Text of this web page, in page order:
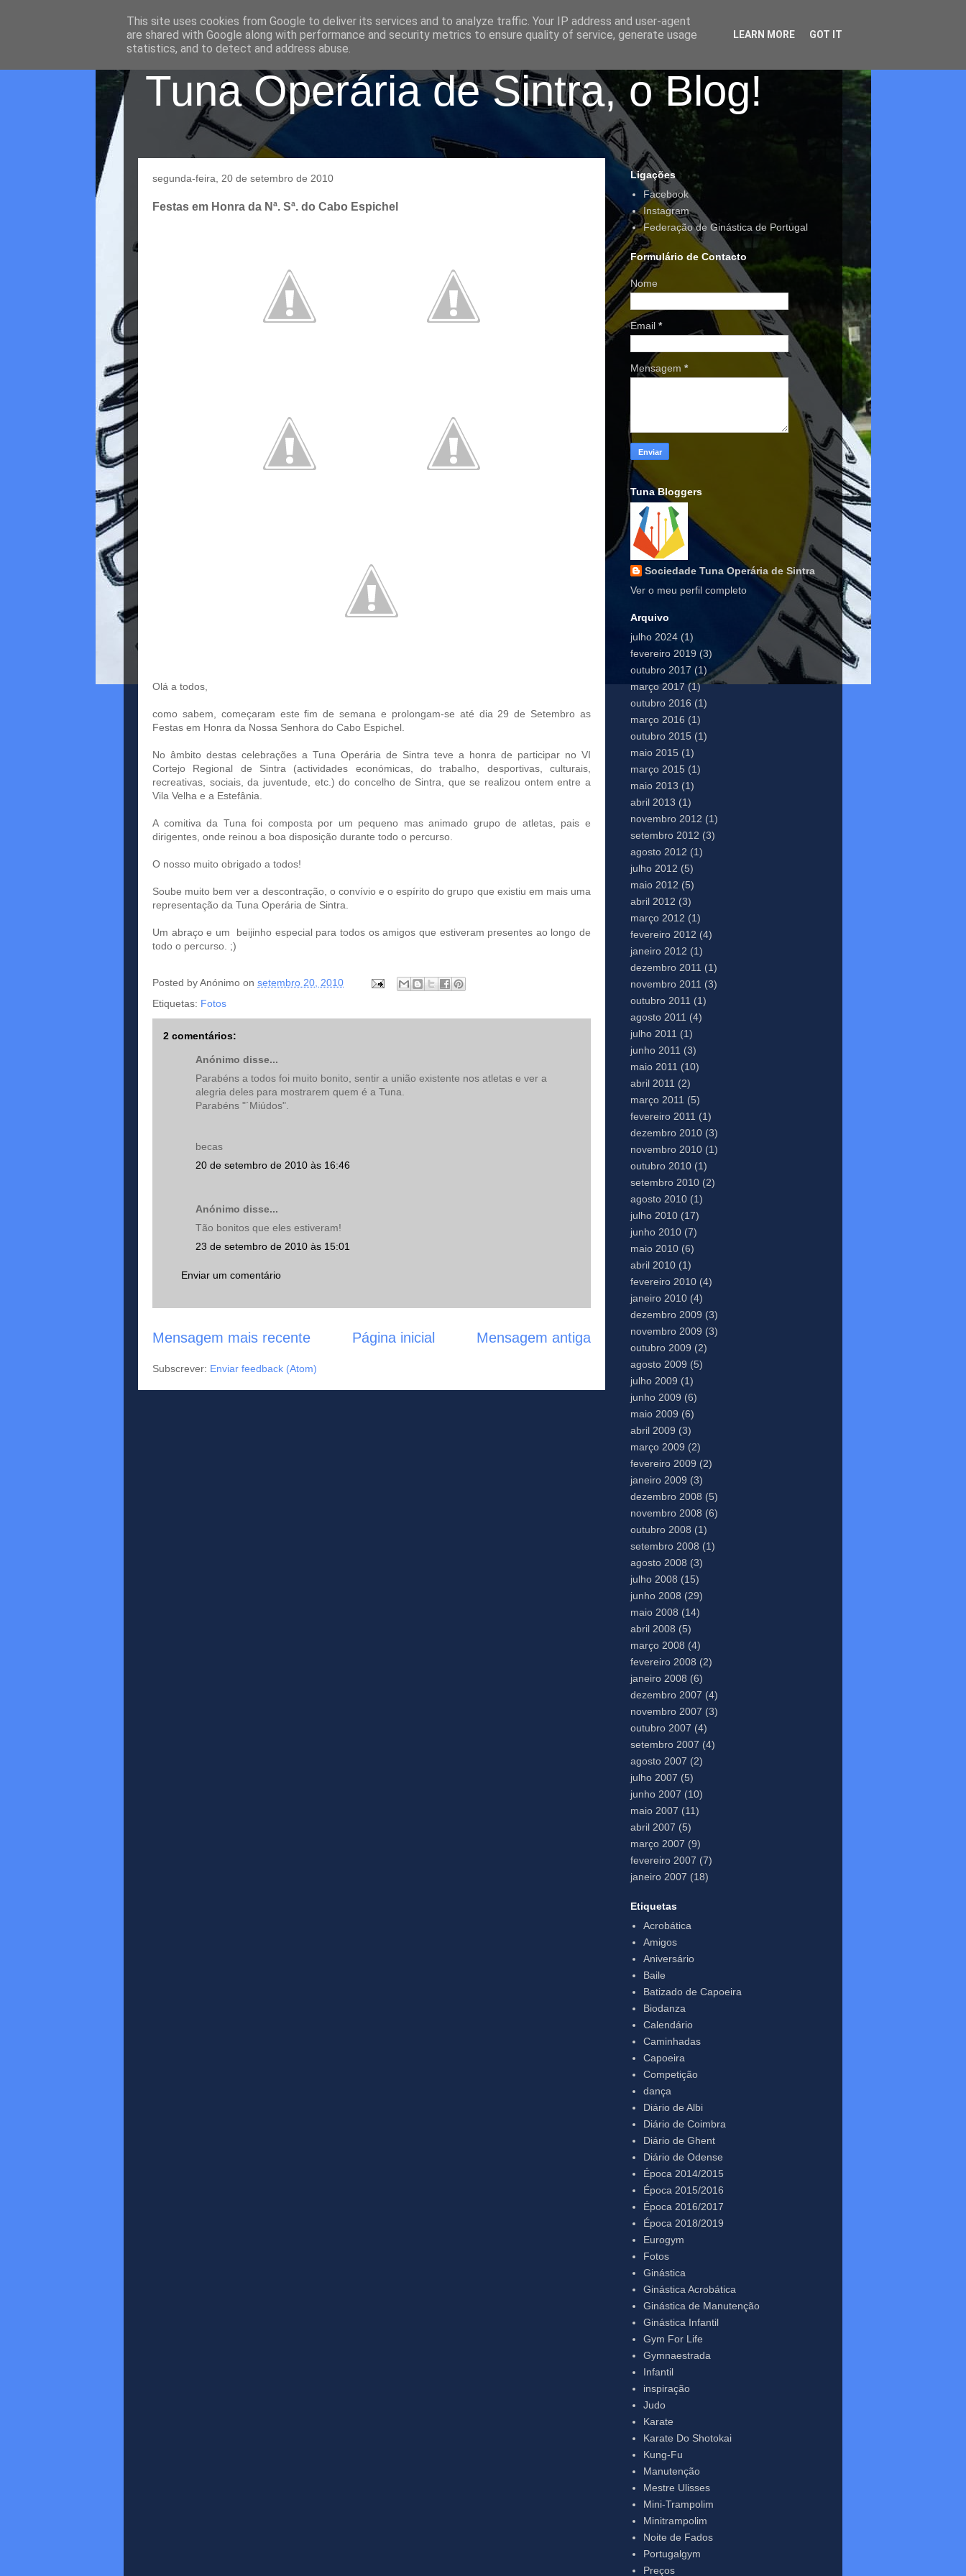
Tuna Operária de Sintra, o Blog!
segunda-feira, 20 de setembro de 2010
Festas em Honra da Nª. Sª. do Cabo Espichel
Olá a todos,
como sabem, começaram este fim de semana e prolongam-se até dia 29 de Setembro as
Festas em Honra da Nossa Senhora do Cabo Espichel.
No âmbito destas celebrações a Tuna Operária de Sintra teve a honra de participar no VI
Cortejo Regional de Sintra (actividades económicas, do trabalho, desportivas, culturais,
recreativas, sociais, da juventude, etc.) do concelho de Sintra, que se realizou ontem entre a
Vila Velha e a Estefânia.
A comitiva da Tuna foi composta por um pequeno mas animado grupo de atletas, pais e
dirigentes, onde reinou a boa disposição durante todo o percurso.
O nosso muito obrigado a todos!
Soube muito bem ver a descontração, o convívio e o espírito do grupo que existiu em mais uma
representação da Tuna Operária de Sintra.
Um abraço e um beijinho especial para todos os amigos que estiveram presentes ao longo de
todo o percurso. ;)
Posted byAnónimo on setembro 20, 2010
Etiquetas: Fotos
2 comentários:
Anónimo disse...
Parabéns a todos foi muito bonito, sentir a união existente nos atletas e ver a
alegria deles para mostrarem quem é a Tuna.
Parabéns "´Miúdos".
becas
20 de setembro de 2010 às 16:46
Anónimo disse...
Tão bonitos que eles estiveram!
23 de setembro de 2010 às 15:01
Enviar um comentário
Mensagem mais recente Mensagem antiga
Página inicial
Subscrever: Enviar feedback (Atom)
Ligações
Facebook
Instagram
Federação de Ginástica de Portugal
Formulário de Contacto
Nome
Email *
Mensagem *
Tuna Bloggers
Sociedade Tuna Operária de Sintra
Ver o meu perfil completo
Arquivo
julho 2024 (1)
fevereiro 2019 (3)
outubro 2017 (1)
março 2017 (1)
outubro 2016 (1)
março 2016 (1)
outubro 2015 (1)
maio 2015 (1)
março 2015 (1)
maio 2013 (1)
abril 2013 (1)
novembro 2012 (1)
setembro 2012 (3)
agosto 2012 (1)
julho 2012 (5)
maio 2012 (5)
abril 2012 (3)
março 2012 (1)
fevereiro 2012 (4)
janeiro 2012 (1)
dezembro 2011 (1)
novembro 2011 (3)
outubro 2011 (1)
agosto 2011 (4)
julho 2011 (1)
junho 2011 (3)
maio 2011 (10)
abril 2011 (2)
março 2011 (5)
fevereiro 2011 (1)
dezembro 2010 (3)
novembro 2010 (1)
outubro 2010 (1)
setembro 2010 (2)
agosto 2010 (1)
julho 2010 (17)
junho 2010 (7)
maio 2010 (6)
abril 2010 (1)
fevereiro 2010 (4)
janeiro 2010 (4)
dezembro 2009 (3)
novembro 2009 (3)
outubro 2009 (2)
agosto 2009 (5)
julho 2009 (1)
junho 2009 (6)
maio 2009 (6)
abril 2009 (3)
março 2009 (2)
fevereiro 2009 (2)
janeiro 2009 (3)
dezembro 2008 (5)
novembro 2008 (6)
outubro 2008 (1)
setembro 2008 (1)
agosto 2008 (3)
julho 2008 (15)
junho 2008 (29)
maio 2008 (14)
abril 2008 (5)
março 2008 (4)
fevereiro 2008 (2)
janeiro 2008 (6)
dezembro 2007 (4)
novembro 2007 (3)
outubro 2007 (4)
setembro 2007 (4)
agosto 2007 (2)
julho 2007 (5)
junho 2007 (10)
maio 2007 (11)
abril 2007 (5)
março 2007 (9)
fevereiro 2007 (7)
janeiro 2007 (18)
Etiquetas
Acrobática
Amigos
Aniversário
Baile
Batizado de Capoeira
Biodanza
Calendário
Caminhadas
Capoeira
Competição
dança
Diário de Albi
Diário de Coimbra
Diário de Ghent
Diário de Odense
Época 2014/2015
Época 2015/2016
Época 2016/2017
Época 2018/2019
Eurogym
Fotos
Ginástica
Ginástica Acrobática
Ginástica de Manutenção
Ginástica Infantil
Gym For Life
Gymnaestrada
Infantil
inspiração
Judo
Karate
Karate Do Shotokai
Kung-Fu
Manutenção
Mestre Ulisses
Mini-Trampolim
Minitrampolim
Noite de Fados
Portugalgym
Preços
This site uses cookies from Google to deliver its services and to analyze traffic. Your IP address and user-agent
are shared with Google along with performance and security metrics to ensure quality of service, generate usage
statistics, and to detect and address abuse.
LEARN MORE GOT IT